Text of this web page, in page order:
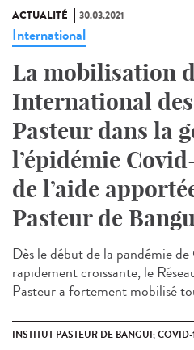
ACTUALITÉ 30.03.2021
International
La mobilisation
International
Pasteur dans la
l’épidémie
de l’aide
Pasteur de
Dès le début de la pandémie
rapidement croissante, le
Pasteur a fortement mobilisé
INSTITUT PASTEUR DE BANGUI; COVID-